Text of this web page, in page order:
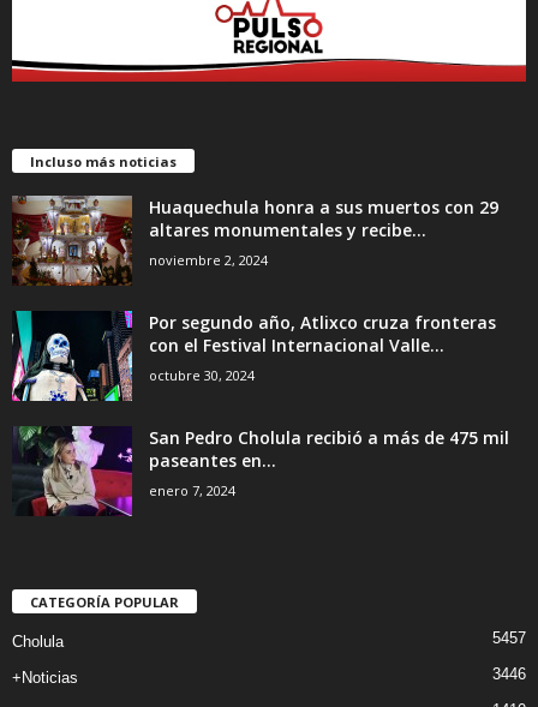
Incluso más noticias
Huaquechula honra a sus muertos con 29
altares monumentales y recibe...
noviembre 2, 2024
Por segundo año, Atlixco cruza fronteras
con el Festival Internacional Valle...
octubre 30, 2024
San Pedro Cholula recibió a más de 475 mil
paseantes en...
enero 7, 2024
CATEGORÍA POPULAR
Cholula 5457
+Noticias 3446